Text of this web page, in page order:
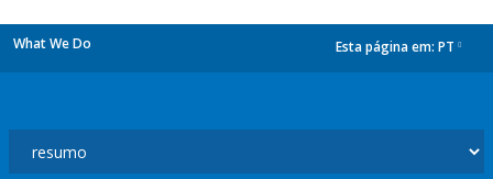
What We Do Esta página em: PT